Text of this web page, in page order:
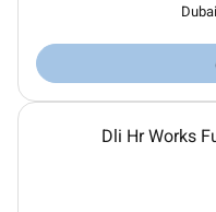
Dubai
Dli Hr Works